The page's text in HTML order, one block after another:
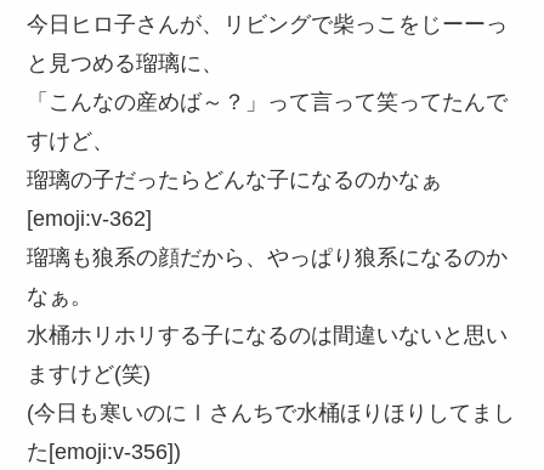
今日ヒロ子さんが、リビングで柴っこをじーーっ
と見つめる瑠璃に、
「こんなの産めば～？」って言って笑ってたんで
すけど、
瑠璃の子だったらどんな子になるのかなぁ
[emoji:v-362]
瑠璃も狼系の顔だから、やっぱり狼系になるのか
なぁ。
水桶ホリホリする子になるのは間違いないと思い
ますけど(笑)
(今日も寒いのにⅠさんちで水桶ほりほりしてまし
た[emoji:v-356])